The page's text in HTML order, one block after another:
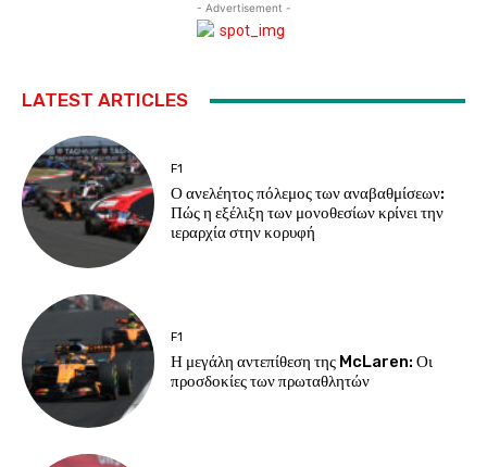
- Advertisement -
LATEST ARTICLES
F1
Ο ανελέητος πόλεμος των αναβαθμίσεων:
Πώς η εξέλιξη των μονοθεσίων κρίνει την
ιεραρχία στην κορυφή
F1
Η μεγάλη αντεπίθεση της McLaren: Οι
προσδοκίες των πρωταθλητών